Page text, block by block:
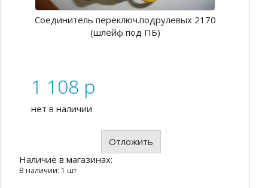
Соединитель переключ.подрулевых 2170
(шлейф под ПБ)
1 108 p
нет в наличии
Отложить
Наличие в магазинах:
В наличии: 1 шт